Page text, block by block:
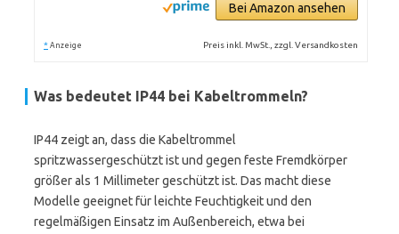
Bei Amazon ansehen
* Anzeige Preis inkl. MwSt., zzgl. Versandkosten
Was bedeutet IP44 bei Kabeltrommeln?
IP44 zeigt an, dass die Kabeltrommel
spritzwassergeschützt ist und gegen feste Fremdkörper
größer als 1 Millimeter geschützt ist. Das macht diese
Modelle geeignet für leichte Feuchtigkeit und den
regelmäßigen Einsatz im Außenbereich, etwa bei